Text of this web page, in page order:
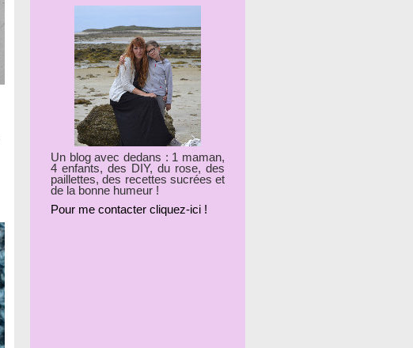
Un blog avec dedans : 1 maman,
4 enfants, des DIY, du rose, des
paillettes, des recettes sucrées et
de la bonne humeur !
Pour me contacter cliquez-ici !